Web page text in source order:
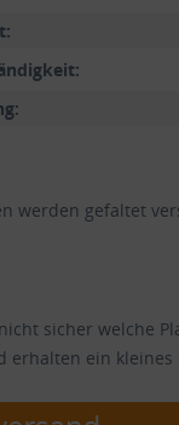
werden gefaltet
sicher welche
erhalten ein kleines